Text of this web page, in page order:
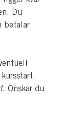
Du
betalar
Önskar du